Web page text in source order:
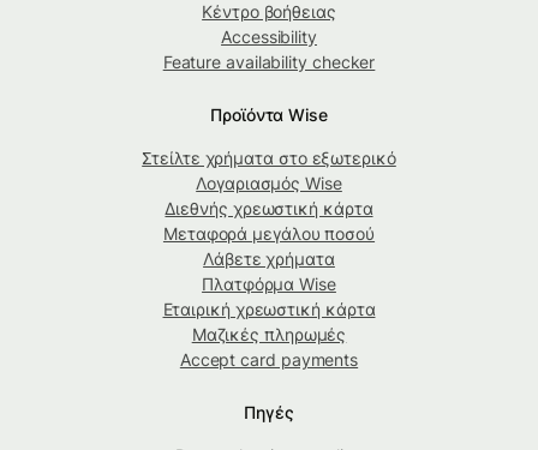
Κέντρο βοήθειας
Accessibility
Feature availability checker
Προϊόντα Wise
Στείλτε χρήματα στο εξωτερικό
Λογαριασμός Wise
Διεθνής χρεωστική κάρτα
Μεταφορά μεγάλου ποσού
Λάβετε χρήματα
Πλατφόρμα Wise
Εταιρική χρεωστική κάρτα
Μαζικές πληρωμές
Accept card payments
Πηγές